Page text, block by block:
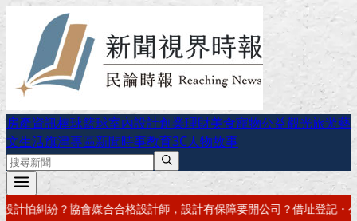
房產資訊棒球籃球室內設計創業理財美食寵物公益觀光旅遊藝
文生活旗津專區新聞時事教育3C人物故事
保障要開公司？借址登記・公司設立・工商登記一次辦好記帳報稅・